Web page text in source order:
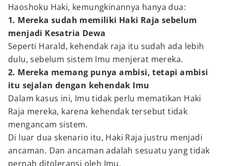
Haoshoku Haki, kemungkinannya hanya dua:
1. Mereka sudah memiliki Haki Raja sebelum
menjadi Kesatria Dewa
Seperti Harald, kehendak raja itu sudah ada lebih
dulu, sebelum sistem Imu menjerat mereka.
2. Mereka memang punya ambisi, tetapi ambisi
itu sejalan dengan kehendak Imu
Dalam kasus ini, Imu tidak perlu mematikan Haki
Raja mereka, karena kehendak tersebut tidak
mengancam sistem.
Di luar dua skenario itu, Haki Raja justru menjadi
ancaman. Dan ancaman adalah sesuatu yang tidak
pernah ditoleransi oleh Imu.